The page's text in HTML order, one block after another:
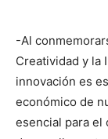
-Al
Creatividad y la
innovación es
económico de
esencial para el